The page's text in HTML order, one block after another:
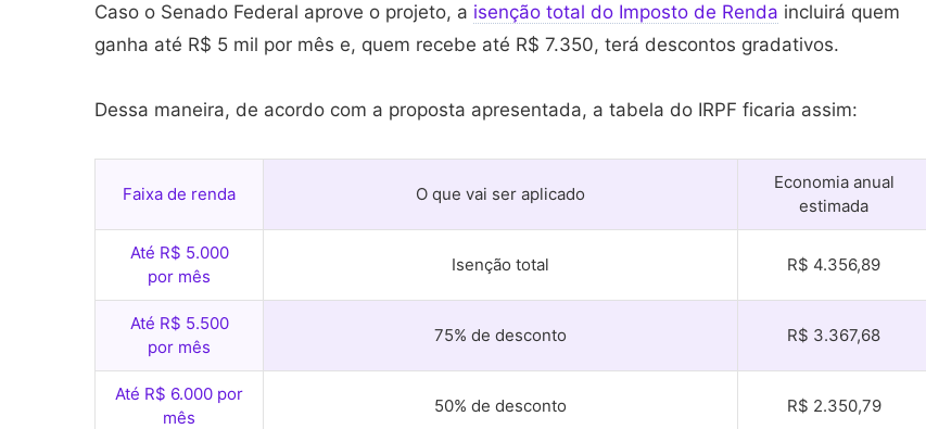
Caso o Senado Federal aprove o projeto, a isenção total do Imposto de Renda incluirá quem
ganha até R$ 5 mil por mês e, quem recebe até R$ 7.350, terá descontos gradativos.
Dessa maneira, de acordo com a proposta apresentada, a tabela do IRPF ficaria assim:
Faixa de renda O que vai ser aplicado
Economia anual
estimada
Até R$ 5.000
por mês
Isenção total R$ 4.356,89
Até R$ 5.500
por mês
75% de desconto R$ 3.367,68
Até R$ 6.000 por
mês
50% de desconto R$ 2.350,79